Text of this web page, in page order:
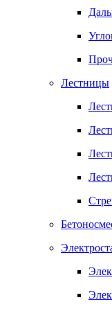
Лестницы